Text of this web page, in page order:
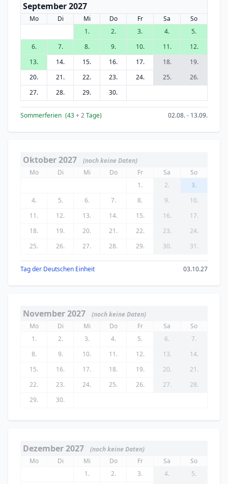
September 2027
Mo Di Mi Do Fr Sa
So
1.
2. 3. 4.
5.
6.
7. 8. 9. 10. 11.
12.
13.
14. 15. 16. 17. 18.
19.
20.
21. 22. 23. 24. 25.
26.
27.
28. 29. 30.
Sommerferien (43+ 2Tage) 02.08. - 13.09.
Oktober 2027
(noch keine Daten)
Mo
Di Mi Do Fr Sa
So
1.
2.
3.
4.
5. 6. 7. 8. 9.
10.
11.
12. 13. 14. 15. 16.
17.
18.
19. 20. 21. 22. 23.
24.
25.
26. 27. 28. 29. 30. 31.
Tag der Deutschen Einheit 03.10.27
November 2027
(noch keine Daten)
Mo
Di Mi Do Fr Sa
So
1.
2. 3. 4. 5. 6.
7.
8.
9. 10. 11. 12. 13.
14.
15.
16. 17. 18. 19. 20.
21.
22.
23. 24. 25. 26. 27.
28.
29.
30.
Dezember 2027
(noch keine Daten)
Mo
Di Mi Do Fr Sa
So
1.
2. 3. 4.
5.